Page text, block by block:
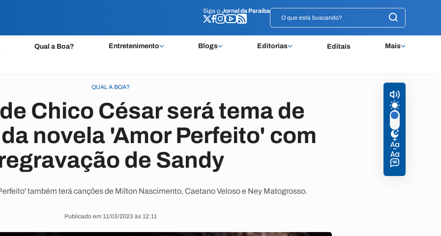
Siga o Jornal da Paraíba
Qual a Boa? Entretenimento Blogs Editorias Editais Mais
Siga o Jornal da Paraíba
QUAL A BOA?
Chico César será tema de
novela 'Amor Perfeito' com
de Sandy
também terá canções de Milton Nascimento, Caetano Veloso e Ney Matogrosso.
Publicado em 11/03/2023 às 12:11